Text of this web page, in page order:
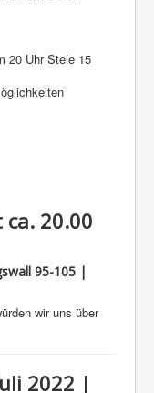
20 Uhr Stele 15
20.00
95-105 |
wir uns über
2022 |